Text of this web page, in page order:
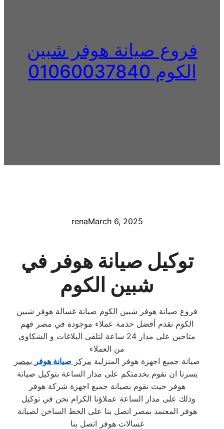
فروع صيانة هوفر شبين
الكوم 01060037840
renaMarch 6, 2025
توكيل صيانة هوفر في
شبين الكوم
فروع صيانة هوفر شبين الكوم صيانة غسالة هوفر شبين
الكوم نقدم أفضل خدمة عملاء موجودة في مصر فهم
متاحين على مدار 24 ساعة لتلقى البلاغات و الشكاوى
من العملاء
صيانة جميع اجهزة هوفر المنزلية مركز صيانة هوفر بمصر
يسرنا ان نقوم بخدمتكم على مدار الساعة بتوكيل صيانة
هوفر حيث نقوم بصيانة جميع اجهزة شركة هوفر
هوفر المعتمد بمصر اتصل بنا على الخط الساخن لصيانة
غسالات هوفر اتصل بنا